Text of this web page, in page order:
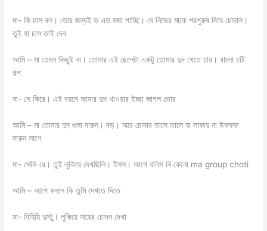
মা- কি চাস বল। তোর জন্যই ত এত মজা পাচ্ছি। যে নিজের মাকে পরপুরুষ দিয়ে চোদাল।
তুই যা চাস তাই দেব
আমি – মা তেমন কিছুই না। তোমার এই ছেলেটা একটু তোমার দুদ খেতে চায়। বাংলা চটি
গল্প
মা- সে কিরে। এই বয়সে আমার দুদ খাওয়ার ইচ্ছা জাগল তোর
আমি – মা তোমার দুদ গুলা দারুন। বড়। আর চোদার তালে তালে যা লাফায় না উফফফ
দারুন লাগে
মা- সেকি রে। তুই লুকিয়ে দেখছিলি। ইসস। আগে বলিস নি কেনো ma group choti
আমি – আগে বললে কি তুমি দেখতে দিতে
মা- হিহিহি দুস্টু। লুকিয়ে মায়ের চোদন দেখা